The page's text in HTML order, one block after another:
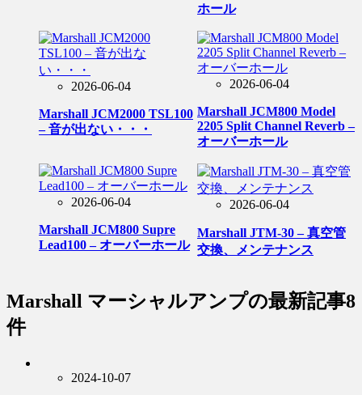
ホール
2026-06-04
Marshall JCM2000 TSL100
– 音が出ない・・・
2026-06-04
Marshall JCM800 Model
2205 Split Channel Reverb –
オーバーホール
2026-06-04
Marshall JCM800 Supre
Lead100 – オーバーホール
2026-06-04
Marshall JTM-30 – 真空管
交換、メンテナンス
Marshall マーシャルアンプの最新記事8
件
2024-10-07